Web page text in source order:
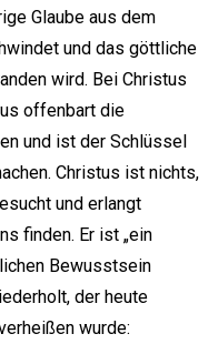
Glaube aus dem
und das göttliche
wird. Bei Christus
offenbart die
und ist der Schlüssel
Christus ist nichts,
und erlangt
finden. Er ist „ein
Bewusstsein
der heute
wurde: